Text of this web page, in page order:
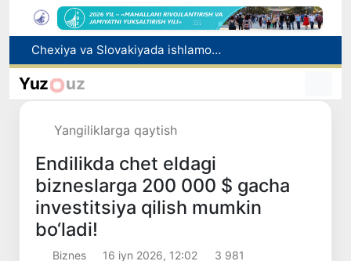
Bolaning familiyasiga otasining ismini berishga ruxsat beriladi
Behruz Karimov faoliyatini Shveytsariyaning «Lugano» klubida davom ettiradi
Yuz uz
Yangiliklarga qaytish
Endilikda chet eldagi
bizneslarga 200 000 $ gacha
investitsiya qilish mumkin
bo‘ladi!
Biznes 16 iyn 2026, 12:02 3 981